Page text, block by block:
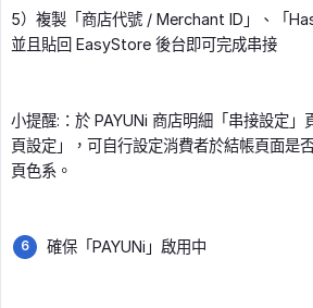
5）複製「商店代號 / Merchant ID」、「
並且貼回 EasyStore 後台即可完成串接
小提醒:：於 PAYUNi 商店明細「串接設定」
頁設定」，可自行設定消費者於結帳頁面是
頁色系。
確保「PAYUNi」啟用中